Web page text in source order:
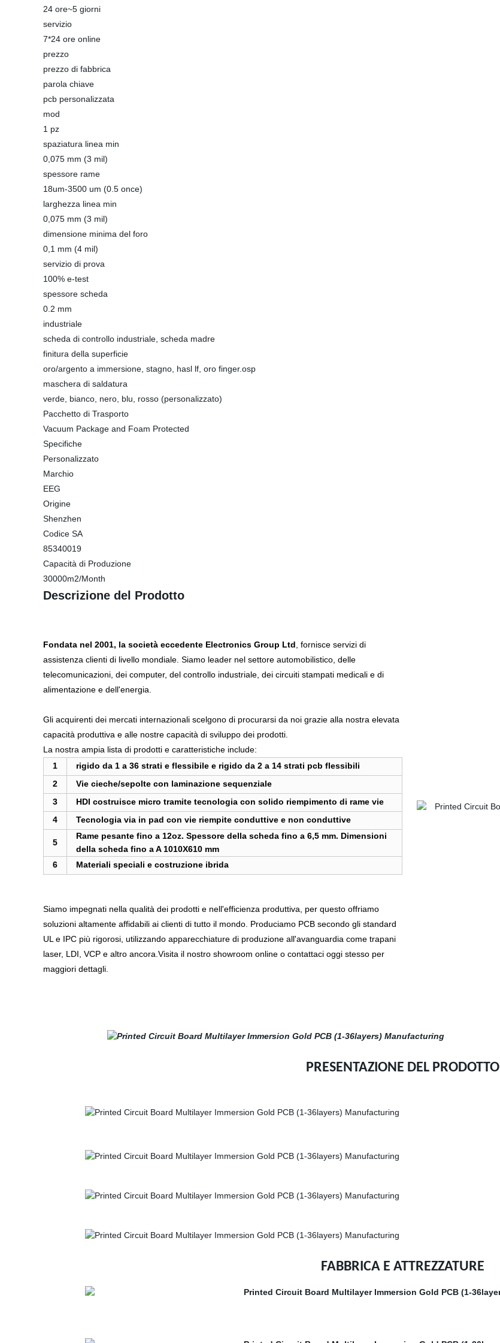
24 ore~5 giorni
servizio
7*24 ore online
prezzo
prezzo di fabbrica
parola chiave
pcb personalizzata
mod
1 pz
spaziatura linea min
0,075 mm (3 mil)
spessore rame
18um-3500 um (0.5 once)
larghezza linea min
0,075 mm (3 mil)
dimensione minima del foro
0,1 mm (4 mil)
servizio di prova
100% e-test
spessore scheda
0.2 mm
industriale
scheda di controllo industriale, scheda madre
finitura della superficie
oro/argento a immersione, stagno, hasl lf, oro finger.osp
maschera di saldatura
verde, bianco, nero, blu, rosso (personalizzato)
Pacchetto di Trasporto
Vacuum Package and Foam Protected
Specifiche
Personalizzato
Marchio
EEG
Origine
Shenzhen
Codice SA
85340019
Capacità di Produzione
30000m2/Month
Descrizione del Prodotto
Fondata nel 2001, la società eccedente Electronics Group Ltd , fornisce servizi di
assistenza clienti di livello mondiale. Siamo leader nel settore automobilistico, delle
telecomunicazioni, dei computer, del controllo industriale, dei circuiti stampati medicali e di
alimentazione e dell'energia.
Gli acquirenti dei mercati internazionali scelgono di procurarsi da noi grazie alla nostra elevata
capacità produttiva e alle nostre capacità di sviluppo dei prodotti.
La nostra ampia lista di prodotti e caratteristiche include:
1
rigido da 1 a 36 strati e flessibile e rigido da 2 a 14 strati pcb flessibili
2
Vie cieche/sepolte con laminazione sequenziale
3
HDI costruisce micro tramite tecnologia con solido riempimento di rame vie
4
Tecnologia via in pad con vie riempite conduttive e non conduttive
5
Rame pesante fino a 12oz. Spessore della scheda fino a 6,5 mm. Dimensioni
della scheda fino a A 1010X610 mm
6
Materiali speciali e costruzione ibrida
Siamo impegnati nella qualità dei prodotti e nell'efficienza produttiva, per questo offriamo
soluzioni altamente affidabili ai clienti di tutto il mondo. Produciamo PCB secondo gli standard
UL e IPC più rigorosi, utilizzando apparecchiature di produzione all'avanguardia come trapani
laser, LDI, VCP e altro ancora.Visita il nostro showroom online o contattaci oggi stesso per
maggiori dettagli.
PRESENTAZIONE DEL PRODOTTO
FABBRICA E ATTREZZATURE